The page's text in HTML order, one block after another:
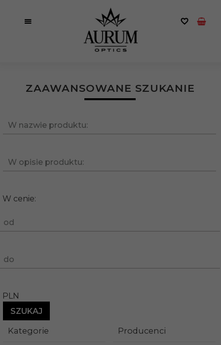
ZAAWANSOWANE SZUKANIE
W nazwie produktu:
W opisie produktu:
W cenie:
od
do
PLN
Kategorie Producenci